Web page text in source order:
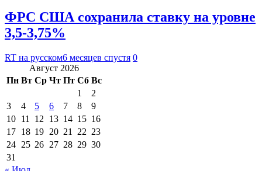
ФРС США сохранила ставку на уровне
3,5-3,75%
RT на русском6 месяцев спустя 0
Август 2026
Пн Вт Ср Чт Пт Сб Вс
1
2
3
4 5 6 7 8
9
10 11 12 13 14 15 16
17 18 19 20 21 22 23
24 25 26 27 28 29 30
31